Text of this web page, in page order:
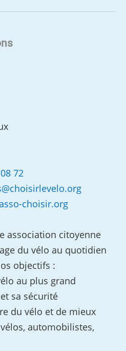
72
@choisirlevelo.org
choisir.org
association citoyenne
du vélo au quotidien
objectifs :
au plus grand
sa sécurité
du vélo et de mieux
automobilistes,